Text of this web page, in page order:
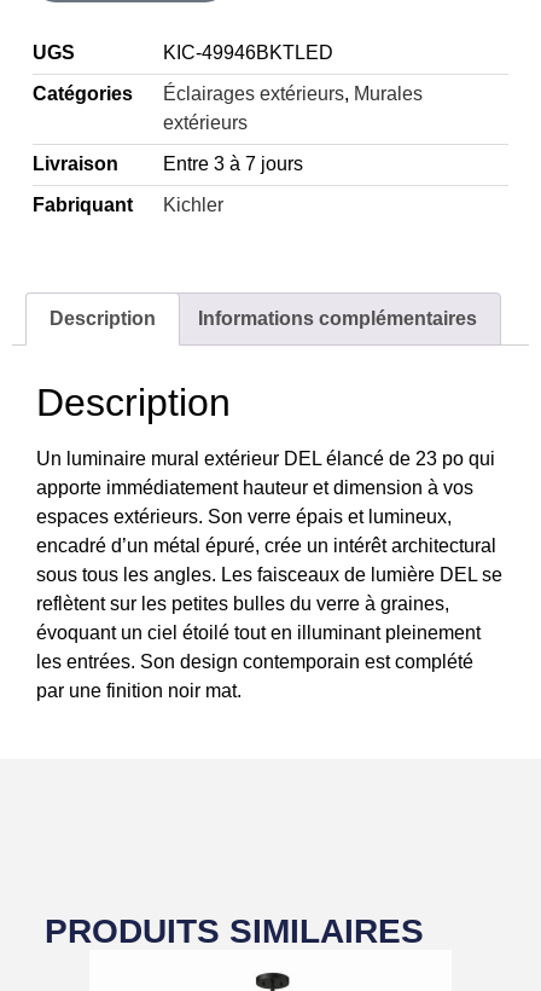
UGS
KIC-49946BKTLED
Catégories
Éclairages extérieurs, Murales
extérieurs
Livraison
Entre 3 à 7 jours
Fabriquant
Kichler
Description Informations complémentaires
Description
Un luminaire mural extérieur DEL élancé de 23 po qui
apporte immédiatement hauteur et dimension à vos
espaces extérieurs. Son verre épais et lumineux,
encadré d’un métal épuré, crée un intérêt architectural
sous tous les angles. Les faisceaux de lumière DEL se
reflètent sur les petites bulles du verre à graines,
évoquant un ciel étoilé tout en illuminant pleinement
les entrées. Son design contemporain est complété
par une finition noir mat.
PRODUITS SIMILAIRES